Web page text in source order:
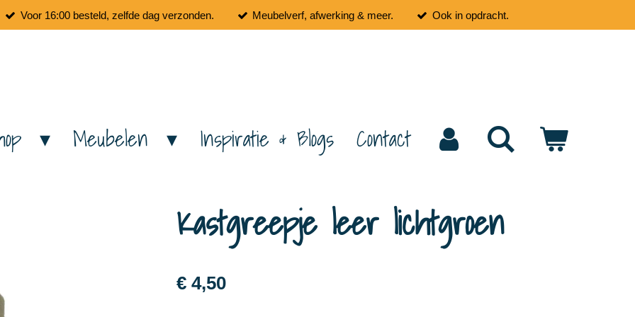
Voor 16:00 besteld, zelfde dag verzonden. Meubelverf, afwerking & meer. Ook in opdracht.
Meubelen Inspiratie & Blogs Contact
Kastgreepje leer lichtgroen
€ 4,50